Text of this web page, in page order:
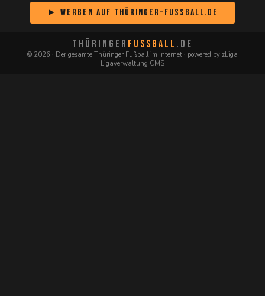
► Werben auf Thüringer-Fussball.de
THÜRINGER FUSSBALL .DE
© 2026 · Der gesamte Thüringer Fußball im Internet · powered by zLiga
Ligaverwaltung CMS